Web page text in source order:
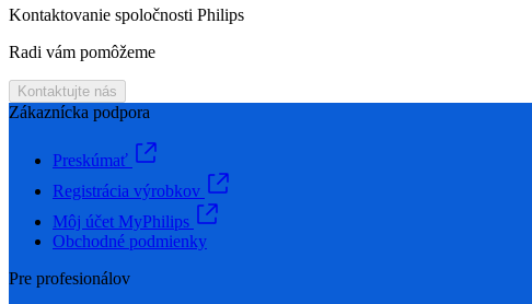
Kontaktovanie spoločnosti Philips
Radi vám pomôžeme
Kontaktujte nás
Zákaznícka podpora
Preskúmať
Registrácia výrobkov
Môj účet MyPhilips
Obchodné podmienky
Pre profesionálov